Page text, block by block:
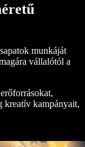
munkáját
vállalótól a
kreatív kampányait,